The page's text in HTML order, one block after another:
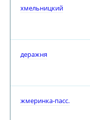
хмельницкий
деражня
жмеринка-пасс.